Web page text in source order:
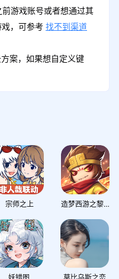
游戏账号或者想通过其
，可参考 找不到渠道
案，如果想自定义键
宗师之上 造梦西游之黎尤浩劫篇